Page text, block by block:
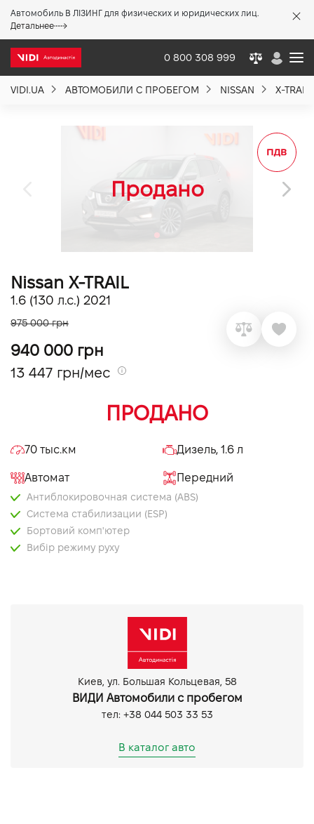
Автомобиль В ЛІЗИНГ для физических и юридических лиц.
Детальнее
0 800 308 999
VIDI.UA АВТОМОБИЛИ С ПРОБЕГОМ NISSAN X-TRAIL
Nissan X-TRAIL
1.6 (130 л.с.) 2021
975 000 грн
940 000 грн
13 447 грн/мес
ПРОДАНО
70 тыс.км Дизель, 1.6 л
Автомат Передний
Антиблокировочная система (ABS)
Система стабилизации (ESP)
Бортовий комп'ютер
Вибір режиму руху
Мультифункціональне кермо
Система доступу без ключа
Парктронік передній
Киев, ул. Большая Кольцевая, 58
ВИДИ Автомобили с пробегом
тел: +38 044 503 33 53
В каталог авто
Новости
Политика качества
Вакансии
VIDI Карьера
Контакты
Підпишись на наш канал та слідкуй за